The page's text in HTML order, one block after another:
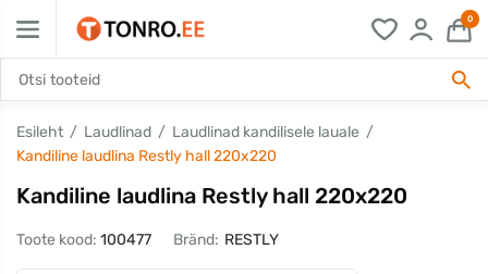
0
Esileht Laudlinad
Laudlinad kandilisele lauale
Kandiline laudlina Restly hall 220x220
Kandiline laudlina Restly hall 220x220
Toote kood: 100477 Bränd: RESTLY